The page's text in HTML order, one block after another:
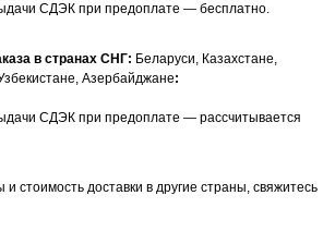
СДЭК при предоплате — бесплатно.
в странах СНГ: Беларуси, Казахстане,
Азербайджане:
СДЭК при предоплате — рассчитывается
стоимость доставки в другие страны, свяжитесь